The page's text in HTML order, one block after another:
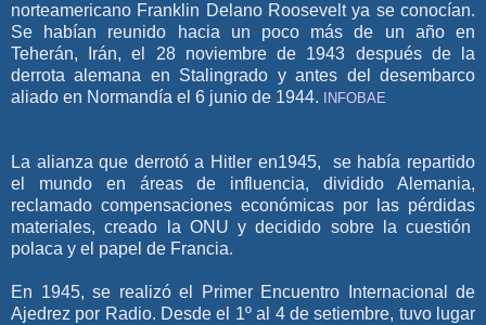
norteamericano Franklin Delano Roosevelt ya se conocían.
Se habían reunido hacia un poco más de un año en
Teherán, Irán, el 28 noviembre de 1943 después de la
derrota alemana en Stalingrado y antes del desembarco
aliado en Normandía el 6 junio de 1944.
INFOBAE
La alianza que derrotó a Hitler en1945, se había repartido
el mundo en áreas de influencia, dividido Alemania,
reclamado compensaciones económicas por las pérdidas
materiales, creado la ONU y decidido sobre la cuestión
polaca y el papel de Francia.
En 1945, se realizó el Primer Encuentro Internacional de
Ajedrez por Radio. Desde el 1º al 4 de setiembre, tuvo lugar